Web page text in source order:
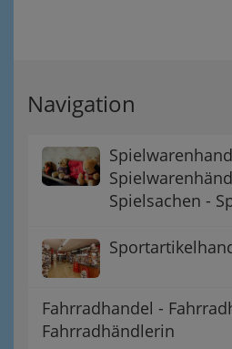
Navigation
Spielsachen -
Fahrradhandel -
Fahrradhändlerin